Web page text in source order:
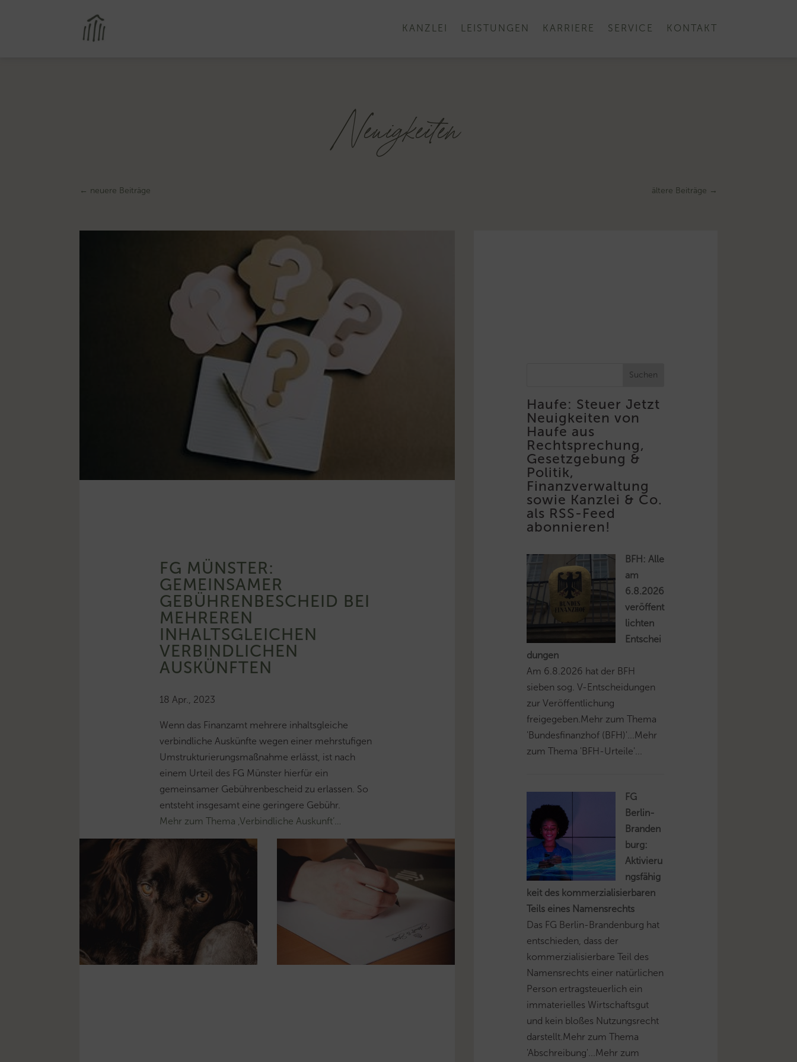
KANZLEI LEISTUNGEN KARRIERE SERVICE KONTAKT
Neuigkeiten
← neuere Beiträge ältere Beiträge →
FG MÜNSTER:
GEMEINSAMER
GEBÜHRENBESCHEID BEI
MEHREREN
INHALTSGLEICHEN
VERBINDLICHEN
AUSKÜNFTEN
18 Apr., 2023
Wenn das Finanzamt mehrere inhaltsgleiche
verbindliche Auskünfte wegen einer mehrstufigen
Umstrukturierungsmaßnahme erlässt, ist nach
einem Urteil des FG Münster hierfür ein
gemeinsamer Gebührenbescheid zu erlassen. So
entsteht insgesamt eine geringere Gebühr.
Mehr zum Thema ‚Verbindliche Auskunft’…
Suchen
Haufe: Steuer Jetzt
Neuigkeiten von
Haufe aus
Rechtsprechung,
Gesetzgebung &
Politik,
Finanzverwaltung
sowie Kanzlei & Co.
als RSS-Feed
abonnieren!
BFH: Alle
am
6.8.2026
veröffent
lichten
Entschei
dungen
Am 6.8.2026 hat der BFH
sieben sog. V-Entscheidungen
zur Veröffentlichung
freigegeben.Mehr zum Thema
'Bundesfinanzhof (BFH)'...Mehr
zum Thema 'BFH-Urteile'...
FG
Berlin-
Branden
burg:
Aktivieru
ngsfähig
keit des kommerzialisierbaren
Teils eines Namensrechts
Das FG Berlin-Brandenburg hat
entschieden, dass der
kommerzialisierbare Teil des
Namensrechts einer natürlichen
Person ertragsteuerlich ein
immaterielles Wirtschaftsgut
und kein bloßes Nutzungsrecht
darstellt.Mehr zum Thema
'Abschreibung'...Mehr zum